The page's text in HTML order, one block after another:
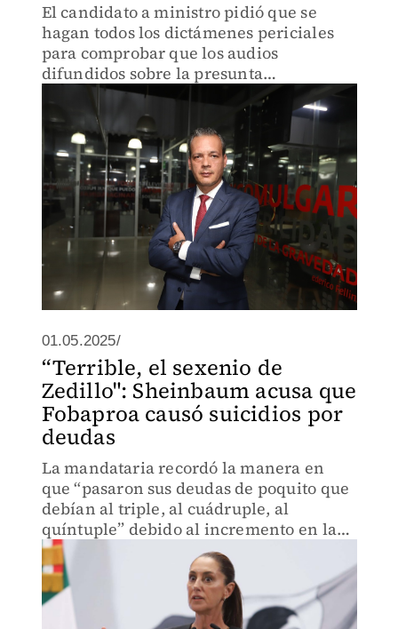
El candidato a ministro pidió que se
hagan todos los dictámenes periciales
para comprobar que los audios
difundidos sobre la presunta
conversación de la esposa de Ernesto
Zedillo son reales.
01.05.2025/
“Terrible, el sexenio de
Zedillo": Sheinbaum acusa que
Fobaproa causó suicidios por
deudas
La mandataria recordó la manera en
que “pasaron sus deudas de poquito que
debían al triple, al cuádruple, al
quíntuple” debido al incremento en las
tasas de interés.